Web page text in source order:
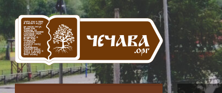
Skip
content
Skip
left
sidebar
Skip
footer